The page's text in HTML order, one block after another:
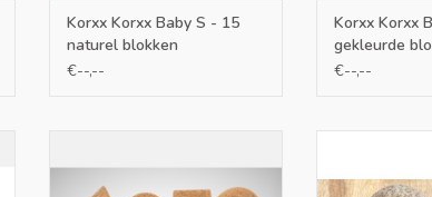
Korxx Korxx Baby S - 15
naturel blokken
€--,--
Korxx Korxx
gekleurde
€--,--
wereld van kurk bouwblokken en
wereld van